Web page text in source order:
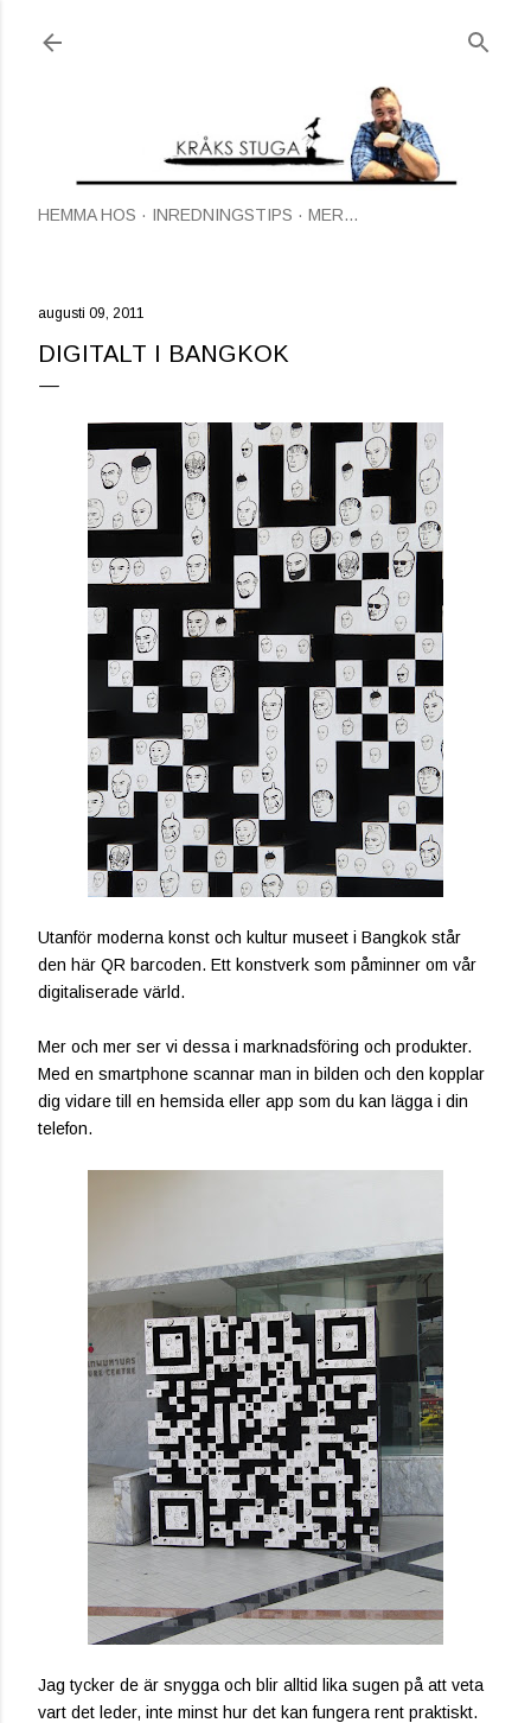
HEMMA HOS INREDNINGSTIPS MER…
augusti 09, 2011
DIGITALT I BANGKOK
Utanför moderna konst och kultur museet i Bangkok står
den här QR barcoden. Ett konstverk som påminner om vår
digitaliserade värld.
Mer och mer ser vi dessa i marknadsföring och produkter.
Med en smartphone scannar man in bilden och den kopplar
dig vidare till en hemsida eller app som du kan lägga i din
telefon.
Jag tycker de är snygga och blir alltid lika sugen på att veta
vart det leder, inte minst hur det kan fungera rent praktiskt.